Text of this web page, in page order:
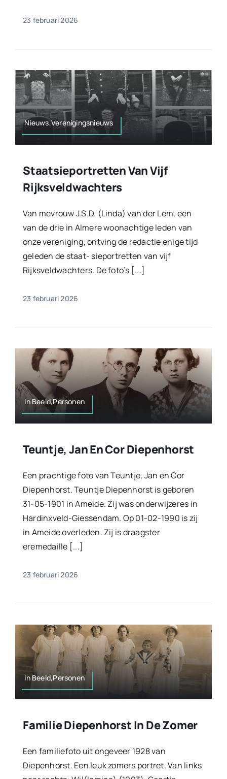
23 februari 2026
Nieuws,Verenigingsnieuws
Staatsieportretten Van Vijf
Rijksveldwachters
Van mevrouw J.S.D. (Linda) van der Lem, een
van de drie in Almere woonachtige leden van
onze vereniging, ontving de redactie enige tijd
geleden de staat- sieportretten van vijf
Rijksveldwachters. De foto’s [...]
23 februari 2026
In Beeld,Personen
Teuntje, Jan En Cor Diepenhorst
Een prachtige foto van Teuntje, Jan en Cor
Diepenhorst. Teuntje Diepenhorst is geboren
31-05-1901 in Ameide. Zij was onderwijzeres in
Hardinxveld-Giessendam. Op 01-02-1990 is zij
in Ameide overleden. Zij is draagster
eremedaille [...]
23 februari 2026
In Beeld,Personen
Familie Diepenhorst In De Zomer
Een familiefoto uit ongeveer 1928 van
Diepenhorst. Een leuk zomers portret. Van links